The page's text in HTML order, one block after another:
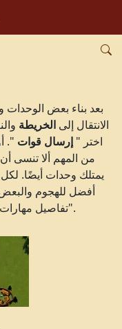
بعد بناء بعض
الانتقال إلى الخريطة
اختر " إرسال قوات ".
من المهم ألا تنسى
يمتلك وحدات أيضًا.
أفضل للهجوم
تفاصيل مهارات الوحدات في "نظرة عامة على الوحدات".